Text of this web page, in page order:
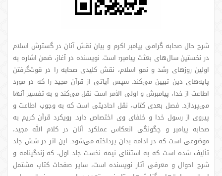
شرح حال صحابه گرامی پیامبر اکرم و بیان نقش آنان در گسترش اسلام
در نخستین سال‌های بعثت پیامبرr است. نویسنده در آغاز، ضمن اشاره به
اولین روزهای رشد و نمو اسلام، نقش کلیدی صحابه را در قوت‌گرفتن
پایه‌های دین تبیین می‌کند. سپس آیاتی از قرآن مجید را که در مورد
اطاعت از خدا، پیامبرش و اولی الأمر است نقل می‌کند و به تفسیر آنها
می‌پردازد. فصل بعدی کتاب، نقل احادیثی است که به وجوب اطاعت و
پیروی از رسول خدا و خلفای وی اختصاص دارد. رویکرد قرآن کریم به
صحابه پیامبر و چگونگی انعکاس عملکرد آنان در کلام الله مجید،
موضوعی است که در ادامه بدان پرداخته می‌شود. این اثر در شش جلد
تألیف شده است که به استثنای نیمه نخست جلد اول، که زندگینامه و
شرح احوال و معرفی آثار نویسنده است، سایر صفحات کتاب مشتمل